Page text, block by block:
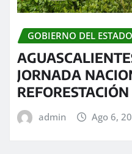
GOBIERNO DEL ESTADO
JORNADA
REFORESTACIÓN
admin Ago 6,